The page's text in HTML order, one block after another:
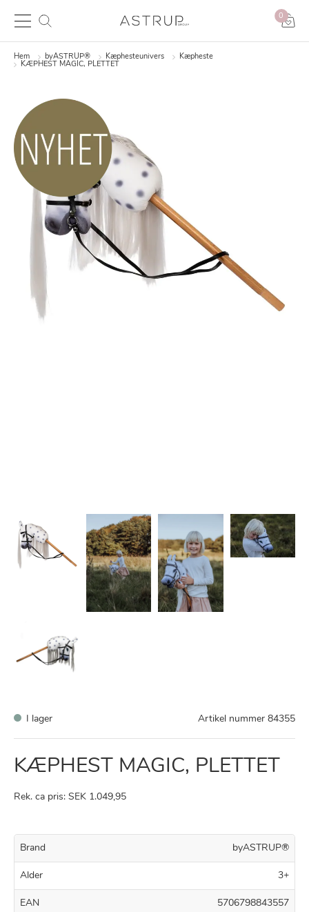
0
Hem byASTRUP® Kæphesteunivers
Kæpheste
KÆPHEST MAGIC, PLETTET
I lager Artikel nummer 84355
KÆPHEST MAGIC, PLETTET
Rek. ca pris: SEK 1.049,95
Brand byASTRUP®
Alder 3+
EAN 5706798843557